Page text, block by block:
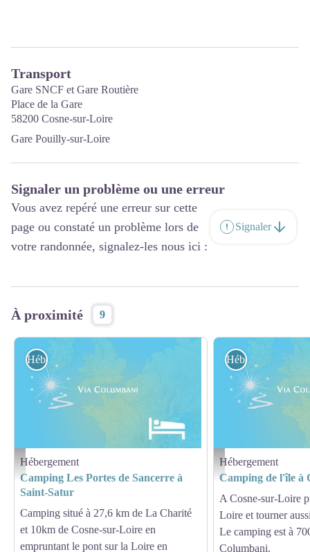
Transport
Gare SNCF et Gare Routière
Place de la Gare
58200 Cosne-sur-Loire
Gare Pouilly-sur-Loire
Signaler un problème ou une erreur
Vous avez repéré une erreur sur cette
page ou constaté un problème lors de
votre randonnée, signalez-les nous ici :
Signaler
À proximité 9
Hébergement - Via Columbani
Hébergement
Hébergement
Camping Les Portes de Sancerre à
Saint-Satur
Camping situé à 27,6 km de La Charité
et 10km de Cosne-sur-Loire en
empruntant le pont sur la Loire en
Hébergement - Via
Hébergement
Hébergement
Camping de l'île à
A Cosne-sur-Loire
Loire et tourner
Le camping est à
Columbani.